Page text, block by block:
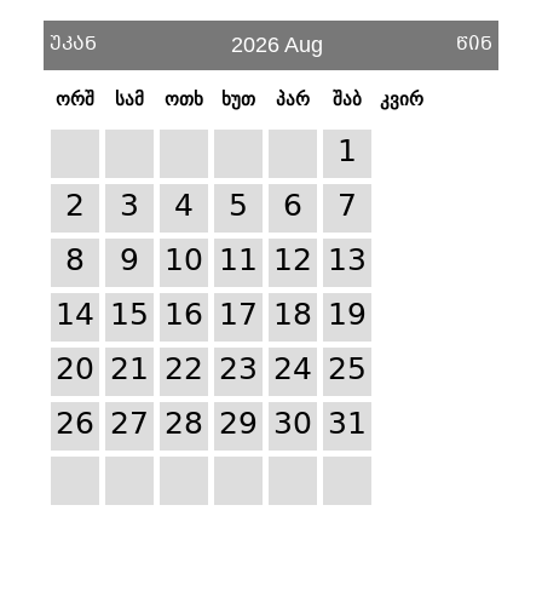
უკან 2026 Aug წინ
ორშ სამ ოთხ ხუთ პარ შაბ კვირ
1
2
3 4 5 6
7
8
9 10 11 12 13
14 15 16 17 18 19
20 21 22 23 24 25
26 27 28 29 30 31